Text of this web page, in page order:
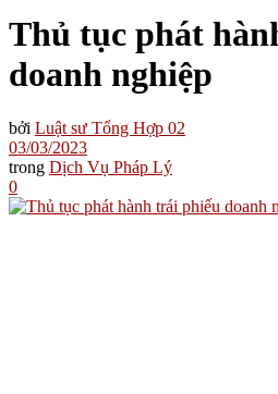
Thủ tục phát
doanh nghiệp
bởi Luật sư Tổng Hợp 02
03/03/2023
trong Dịch Vụ Pháp Lý
0